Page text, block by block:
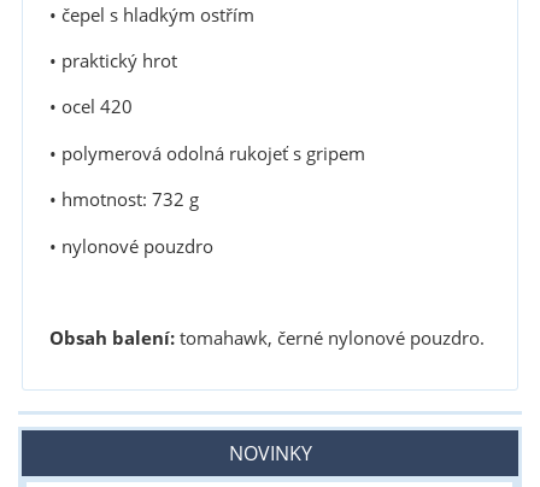
• čepel s hladkým ostřím
• praktický hrot
• ocel 420
• polymerová odolná rukojeť s gripem
• hmotnost: 732 g
• nylonové pouzdro
Obsah balení:tomahawk, černé nylonové pouzdro.
NOVINKY